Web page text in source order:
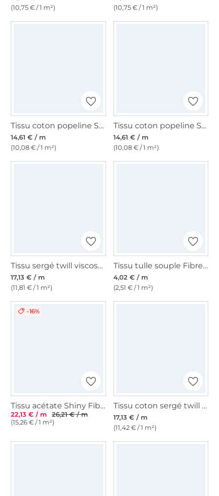
(10,75 € / 1 m²)
(10,75 € / 1 m²)
Tissu coton popeline Smooth Touch Fibre Mood, vert clair
14,61 € / m
(10,08 € / 1 m²)
Tissu coton popeline Smooth Touch Fibre Mood, bleu
14,61 € / m
(10,08 € / 1 m²)
Tissu sergé twill viscose Fibre Mood, marron
17,13 € / m
(11,81 € / 1 m²)
Tissu tulle souple Fibre Mood, bleu marine
4,02 € / m
(2,51 € / 1 m²)
-16%
Tissu acétate Shiny Fibre Mood, blanc vanille
22,13 € / m
26,21 € / m
(15,26 € / 1 m²)
Tissu coton sergé twill Industrial Fibre Mood, abricot pâle
17,13 € / m
(11,42 € / 1 m²)